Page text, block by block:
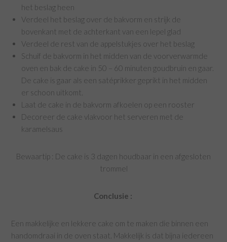
het beslag heen
Verdeel het beslag over de bakvorm en strijk de
bovenkant met de achterkant van een lepel glad
Verdeel de rest van de appelstukjes over het beslag
Schuif de bakvorm in het midden van de voorverwarmde
oven en bak de cake in 50 – 60 minuten goudbruin en gaar.
De cake is gaar als een satéprikker geprikt in het midden
er schoon uitkomt.
Laat de cake in de bakvorm afkoelen op een rooster
Decoreer de cake vlakvoor het serveren met de
karamelsaus
Bewaartip : De cake is 3 dagen houdbaar in een afgesloten
trommel
Conclusie :
Een makkelijke en lekkere cake om te maken die binnen een
handomdraai in de oven staat. Makkelijk is dat bijna iedereen